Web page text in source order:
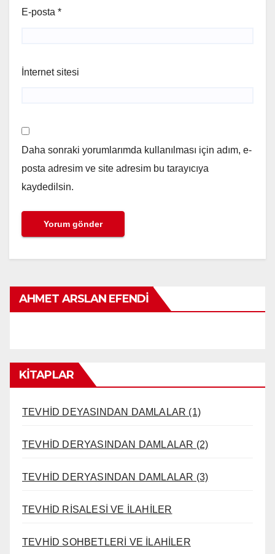
E-posta *
İnternet sitesi
Daha sonraki yorumlarımda kullanılması için adım, e-
posta adresim ve site adresim bu tarayıcıya
kaydedilsin.
AHMET ARSLAN EFENDI
KİTAPLAR
TEVHİD DEYASINDAN DAMLALAR (1)
TEVHİD DERYASINDAN DAMLALAR (2)
TEVHİD DERYASINDAN DAMLALAR (3)
TEVHİD RİSALESİ VE İLAHİLER
TEVHİD SOHBETLERİ VE İLAHİLER